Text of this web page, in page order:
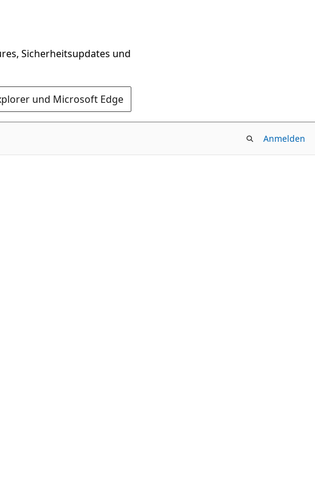
Sicherheitsupdates und
und Microsoft Edge
Anmelden